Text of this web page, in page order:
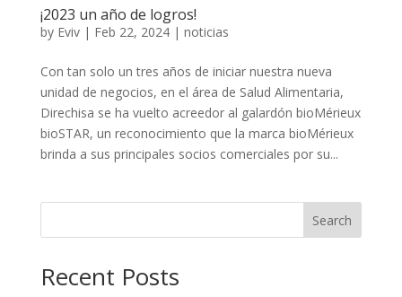
¡2023 un año de logros!
by Eviv| Feb 22, 2024| noticias
Con tan solo un tres años de iniciar nuestra nueva
unidad de negocios, en el área de Salud Alimentaria,
Direchisa se ha vuelto acreedor al galardón bioMérieux
bioSTAR, un reconocimiento que la marca bioMérieux
brinda a sus principales socios comerciales por su...
Search
Recent Posts